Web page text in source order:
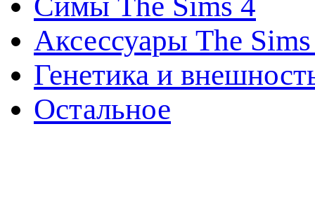
Аксессуары The
Генетика и
Остальное